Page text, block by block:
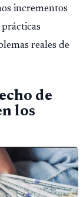
incrementos
reales de
de
los